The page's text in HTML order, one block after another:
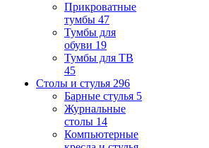
Прикроватные
тумбы 47
Тумбы для
обуви 19
Тумбы для ТВ
45
Столы и стулья 296
Барные стулья 5
Журнальные
столы 14
Компьютерные